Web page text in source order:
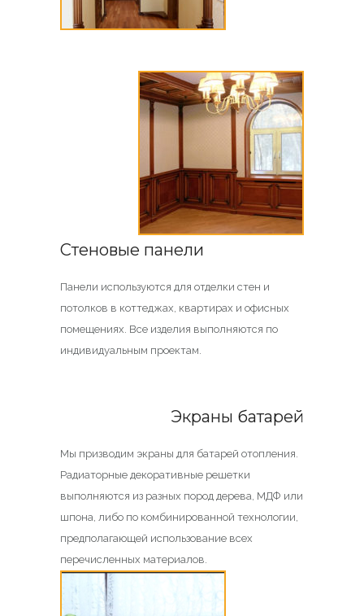
Стеновые панели
Панели используются для отделки стен и
потолков в коттеджах, квартирах и офисных
помещениях. Все изделия выполняются по
индивидуальным проектам.
Экраны батарей
Мы призводим экраны для батарей отопления.
Радиаторные декоративные решетки
выполняются из разных пород дерева, МДФ или
шпона, либо по комбинированной технологии,
предполагающей использование всех
перечисленных материалов.